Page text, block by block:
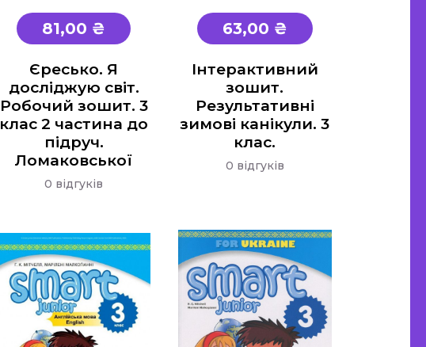
81,00 ₴
Єресько. Я
досліджую світ.
Робочий зошит. 3
клас 2 частина до
підруч.
Ломаковської
0 відгуків
63,00 ₴
Інтерактивний
зошит.
Результативні
зимові канікули. 3
клас.
0 відгуків